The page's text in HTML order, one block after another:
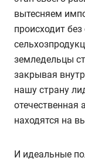
вытесняем
происходит
земледельцы
закрывая
нашу страну
отечественная
находятся на
И идеальные